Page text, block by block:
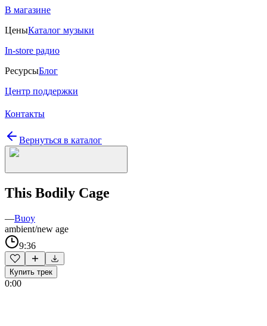
В магазине
ЦеныКаталог музыки
In-store радио
РесурсыБлог
Центр поддержки
Контакты
Вернуться в каталог
This Bodily Cage
—Buoy
ambient/new age
9:36
Купить трек
0:00